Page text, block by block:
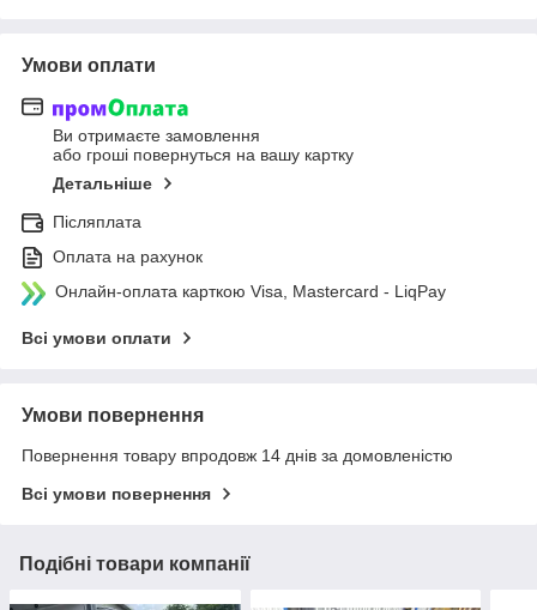
Умови оплати
Ви отримаєте замовлення
або гроші повернуться на вашу картку
Детальніше
Післяплата
Оплата на рахунок
Онлайн-оплата карткою Visa, Mastercard - LiqPay
Всі умови оплати
Умови повернення
Повернення товару впродовж 14 днів за домовленістю
Всі умови повернення
Подібні товари компанії